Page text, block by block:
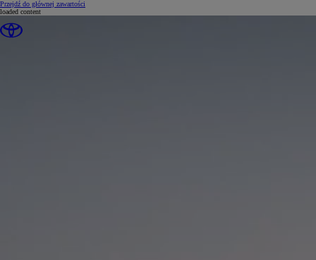
Przejdź do głównej zawartości
loaded content